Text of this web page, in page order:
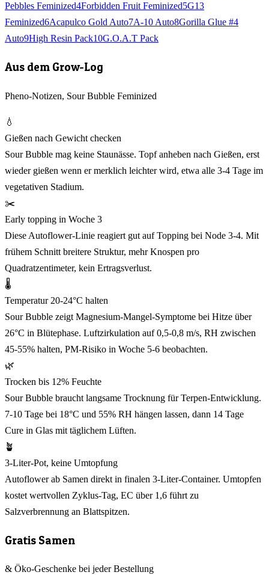
Pebbles Feminized4Forbidden Fruit Feminized5G13
Feminized6Acapulco Gold Auto7A-10 Auto8Gorilla Glue #4
Auto9High Resin Pack10G.O.A.T Pack
Aus dem Grow-Log
Pheno-Notizen, Sour Bubble Feminized
💧
Gießen nach Gewicht checken
Sour Bubble mag keine Staunässe. Topf anheben nach Gießen, erst
wieder gießen wenn er merklich leichter wird, etwa alle 3-4 Tage im
vegetativen Stadium.
✂️
Early topping in Woche 3
Diese Autoflower-Linie reagiert gut auf Topping bei Node 3-4. Mit
frühem Schnitt breitere Struktur, mehr Knospen pro
Quadratzentimeter, kein Ertragsverlust.
🌡️
Temperatur 20-24°C halten
Sour Bubble zeigt Magnesium-Mangel-Symptome bei Hitze über
26°C in Blütephase. Luftzirkulation auf 0,5-0,8 m/s, RH zwischen
45-55% halten, PM-Risiko in Woche 5-6 beobachten.
🌿
Trocken bis 12% Feuchte
Sour Bubble braucht langsame Trocknung für Terpen-Entwicklung.
7-10 Tage bei 18°C und 55% RH hängen lassen, dann 14 Tage
Cure in Glas mit täglichem Lüften.
🪴
3-Liter-Pot, keine Umtopfung
Autoflower ab Samen direkt in finalen 3-Liter-Container. Umtopfen
kostet wertvollen Zyklus-Tag, EC über 1,6 führt zu
Salzverbrennung an Blattspitzen.
Gratis Samen
& Öko-Geschenke bei jeder Bestellung